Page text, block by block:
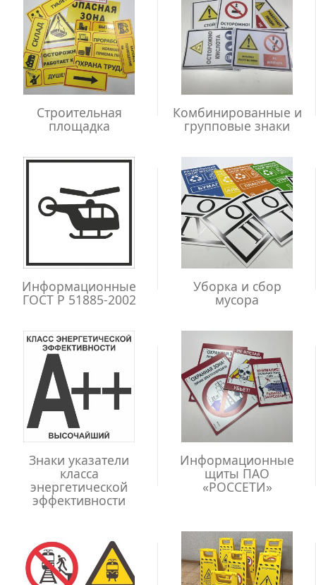
Строительная
площадка
Комбинированные и
групповые знаки
Информационные
ГОСТ Р 51885-2002
Уборка и сбор
мусора
Знаки указатели
класса
энергетической
эффективности
Информационные
щиты ПАО
«РОССЕТИ»